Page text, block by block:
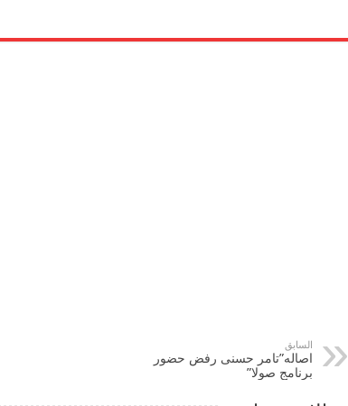
السابق
اصاله”تامر حسنى رفض حضور
برنامج صولا”